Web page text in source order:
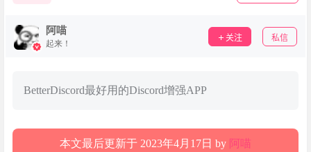
阿喵
起来！
关注 私信
BetterDiscord最好用的Discord增强APP
本文最后更新于 2023年4月17日 by 阿喵